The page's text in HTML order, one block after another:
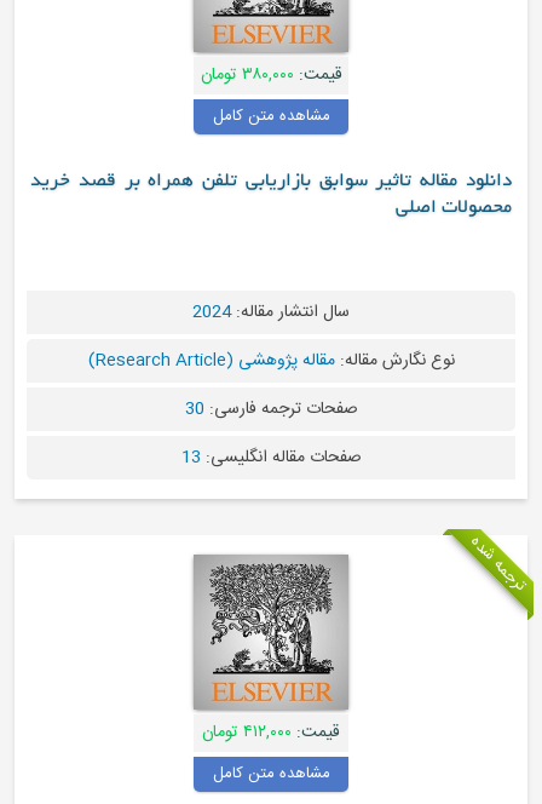
قیمت: ۳۸۰,۰۰۰ تومان
مشاهده متن کامل
دانلود مقاله تاثیر سوابق بازاریابی تلفن همراه بر قصد خرید
محصولات اصلی
سال انتشار مقاله:2024
نوع نگارش مقاله:مقاله پژوهشی (Research Article)
صفحات ترجمه فارسی: 30
صفحات مقاله انگلیسی: 13
ترجمه شده
قیمت: ۴۱۲,۰۰۰ تومان
مشاهده متن کامل